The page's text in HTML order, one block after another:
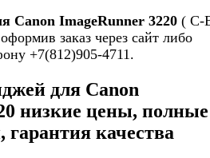
Canon ImageRunner 3220 ( C-
заказ через сайт либо
+7(812)905-4711.
для Canon
низкие цены, полные
гарантия качества